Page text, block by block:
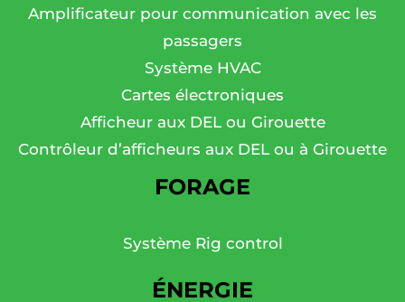
Amplificateur pour communication avec les
passagers
Système HVAC
Cartes électroniques
Afficheur aux DEL ou Girouette
Contrôleur d’afficheurs aux DEL ou à Girouette
FORAGE
Système Rig control
ÉNERGIE